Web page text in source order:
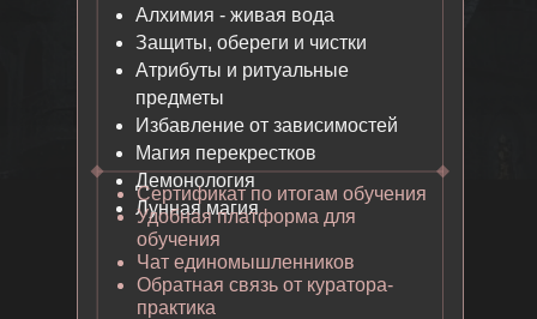
ЗАЩИТЫ, ОБЕРЕГИ
И ЧИСТКИ
10 ШАГ
АТРИБУТЫ И
РИТУАЛЬНЫЕ
ЛУННАЯ МАГИЯ
15 ШАГ
МАГИЯ КРОВИ
Алхимия - живая вода
Защиты, обереги и чистки
Атрибуты и ритуальные
предметы
Избавление от зависимостей
Магия перекрестков
Демонология
Лунная магия
Сертификат по итогам обучения
Удобная платформа для
обучения
Чат единомышленников
Обратная связь от куратора-
практика